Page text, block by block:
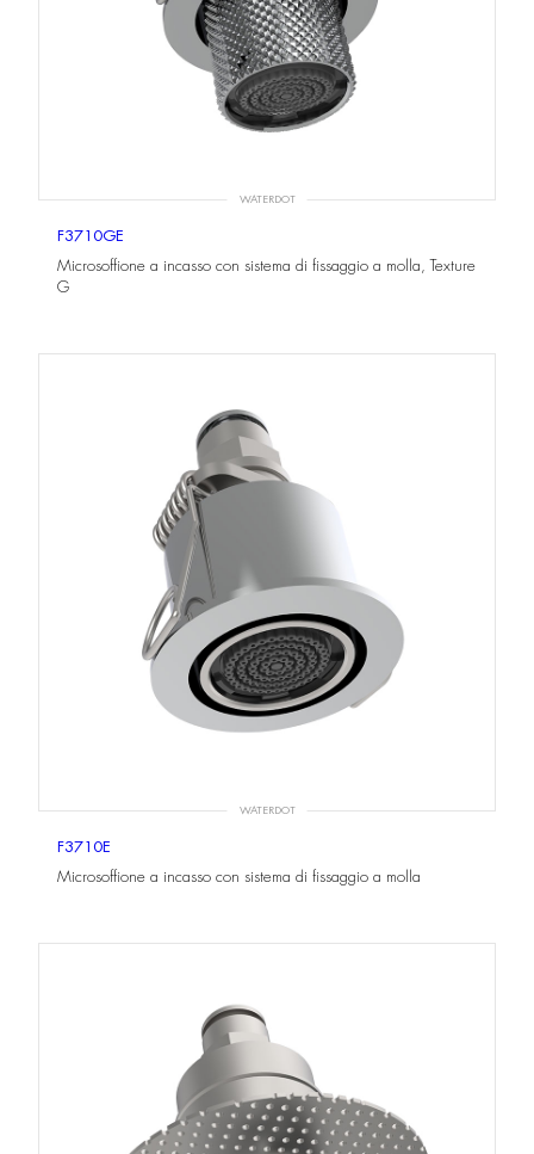
WATERDOT
F3710GE
Microsoffione a incasso con sistema di fissaggio a molla, Texture
G
WATERDOT
F3710E
Microsoffione a incasso con sistema di fissaggio a molla